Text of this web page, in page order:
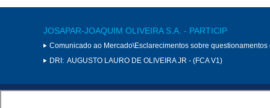
JOSAPAR-JOAQUIM OLIVEIRA S.A. - PARTICIP
Comunicado ao Mercado\Esclarecimentos sobre questionamentos
DRI: AUGUSTO LAURO DE OLIVEIRA JR - (FCA V1)